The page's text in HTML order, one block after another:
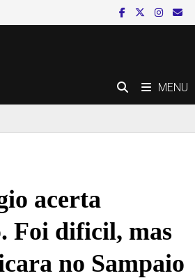
MENU
acerta
Foi dificil, mas
no Sampaio